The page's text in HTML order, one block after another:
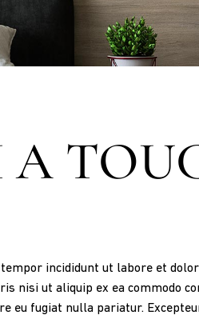
A
incididunt ut labore et
nisi ut aliquip ex ea commodo
eu fugiat nulla pariatur.